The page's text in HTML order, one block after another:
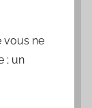
vous ne
; un